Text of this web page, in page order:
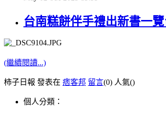
台南糕餅伴手禮出新書一
(繼續閱讀...)
柿子日報 發表在 痞客邦 留言(0) 人氣()
個人分類：